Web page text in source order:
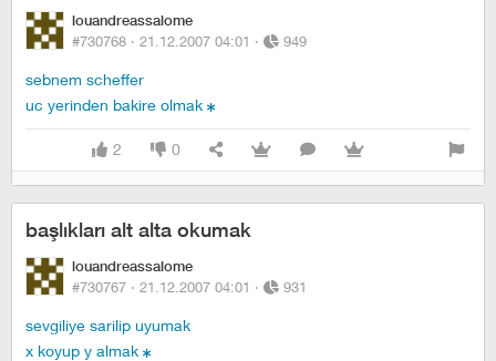
louandreassalome
#730768 · 21.12.2007 04:01 · 949
sebnem scheffer
uc yerinden bakire olmak
2 0
başlıkları alt alta okumak
louandreassalome
#730767 · 21.12.2007 04:01 · 931
sevgiliye sarilip uyumak
x koyup y almak